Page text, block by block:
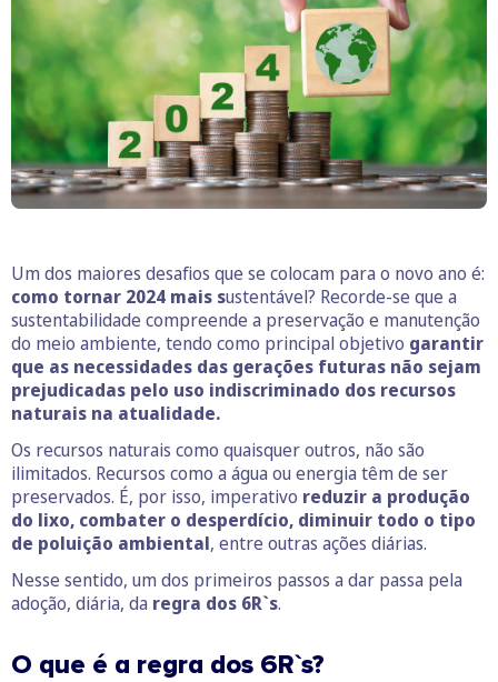
Um dos maiores desafios que se colocam para o novo ano é:
como tornar 2024 mais sustentável? Recorde-se que a
sustentabilidade compreende a preservação e manutenção
do meio ambiente, tendo como principal objetivo garantir
que as necessidades das gerações futuras não sejam
prejudicadas pelo uso indiscriminado dos recursos
naturais na atualidade.
Os recursos naturais como quaisquer outros, não são
ilimitados. Recursos como a água ou energia têm de ser
preservados. É, por isso, imperativo reduzir a produção
do lixo, combater o desperdício, diminuir todo o tipo
de poluição ambiental, entre outras ações diárias.
Nesse sentido, um dos primeiros passos a dar passa pela
adoção, diária, da regra dos 6R`s.
O que é a regra dos 6R`s?